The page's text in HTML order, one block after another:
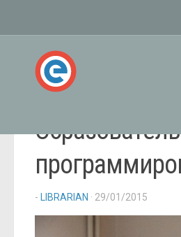
- LIBRARIAN · 29/01/2015